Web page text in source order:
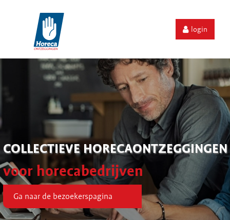
login
COLLECTIEVE HORECAONTZEGGINGEN
voor horecabedrijven
Ga naar de bezoekerspagina